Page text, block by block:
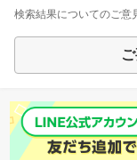
検索結果についてのご意